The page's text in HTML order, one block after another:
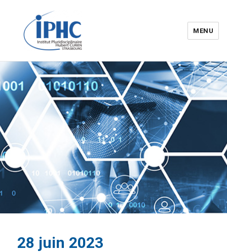
Institut pluridisciplinaire Hubert
Curien – IPHC
MENU
28 juin 2023